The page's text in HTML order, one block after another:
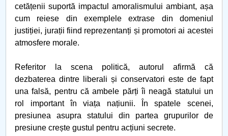
cetățenii suportă impactul amoralismului ambiant, așa
cum reiese din exemplele extrase din domeniul
justiției, jurații fiind reprezentanți și promotori ai acestei
atmosfere morale.
Referitor la scena politică, autorul afirmă că
dezbaterea dintre liberali și conservatori este de fapt
una falsă, pentru că ambele părți îi neagă statului un
rol important în viața națiunii. În spatele scenei,
presiunea asupra statului din partea grupurilor de
presiune crește gustul pentru acțiuni secrete.